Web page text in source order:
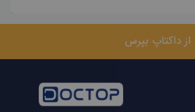
از داکتاپ بپرس